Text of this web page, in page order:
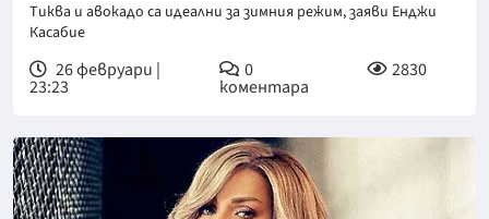
Тиква и авокадо са идеални за зимния режим, заяви Енджи
Касабие
26 февруари |
23:23
0
коментара
2830